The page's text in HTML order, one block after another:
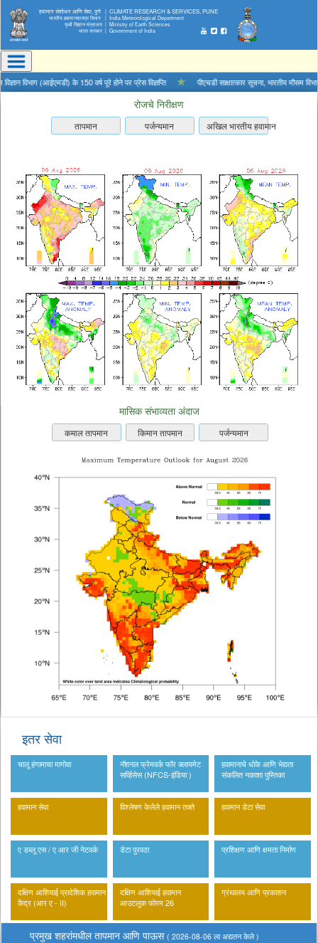
हवामान संशोधन आणि सेवा, पुणे |
भारतीय हवामानशास्त्र विभाग |
पृथ्वी विज्ञान मंत्रालय |
भारत सरकार |
CLIMATE RESEARCH & SERVICES, PUNE
India Meteorological Department
Ministry of Earth Sciences
Government of India
विभाग (आईएमडी) के 150 वर्ष पूरे होने पर प्रेस विज्ञप्ति★पीएचडी साक्षात्कार सूचना, भारतीय मौसम
रोजचे निरीक्षण
तापमान पर्जन्यमान अखिल भारतीय हवामान
मासिक संभाव्यता अंदाज
कमाल तापमान किमान तापमान पर्जन्यमान
इतर सेवा
चालू हंगामाचा मागोवा
नॅशनल फ्रेमवर्क फॉर क्लायमेट
सर्व्हिसेस (NFCS-इंडिया )
हवामानाचे धोके आणि भेद्यता
संकलित नकाशा पुस्तिका
हवामान सेवा विश्लेषण केलेले हवामान तक्ते हवामान डेटा सेवा
ए डब्लू एस / ए आर जी नेटवर्क डेटा पुरवठा प्रशिक्षण आणि क्षमता निर्माण
दक्षिण आशियाई प्रादेशिक हवामान
केंद्र (आर ए - II)
दक्षिण आशियाई हवामान
आउटलुक फोरम 26
ग्रंथालय आणि प्रकाशन
प्रमुख शहरांमधील तापमान आणि पाऊस ( 2026-08-06 ला अद्यतन केले )